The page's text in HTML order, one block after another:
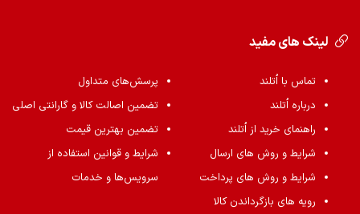
لینک های مفید
تماس با اُتلند
درباره اُتلند
راهنمای خرید از اُتلند
شرایط و روش های ارسال
شرایط و روش های پرداخت
رویه های بازگرداندن کالا
پرسش‌های متداول
تضمین اصالت کالا و گارانتی اصلی
تضمین بهترین قیمت
شرایط و قوانین استفاده از
سرویس‌ها و خدمات